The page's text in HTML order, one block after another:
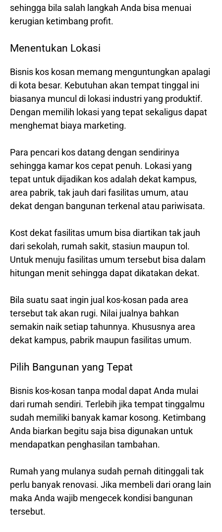
sehingga bila salah langkah Anda bisa menuai
kerugian ketimbang profit.
Menentukan Lokasi
Bisnis kos kosan memang menguntungkan apalagi
di kota besar. Kebutuhan akan tempat tinggal ini
biasanya muncul di lokasi industri yang produktif.
Dengan memilih lokasi yang tepat sekaligus dapat
menghemat biaya marketing.
Para pencari kos datang dengan sendirinya
sehingga kamar kos cepat penuh. Lokasi yang
tepat untuk dijadikan kos adalah dekat kampus,
area pabrik, tak jauh dari fasilitas umum, atau
dekat dengan bangunan terkenal atau pariwisata.
Kost dekat fasilitas umum bisa diartikan tak jauh
dari sekolah, rumah sakit, stasiun maupun tol.
Untuk menuju fasilitas umum tersebut bisa dalam
hitungan menit sehingga dapat dikatakan dekat.
Bila suatu saat ingin jual kos-kosan pada area
tersebut tak akan rugi. Nilai jualnya bahkan
semakin naik setiap tahunnya. Khususnya area
dekat kampus, pabrik maupun fasilitas umum.
Pilih Bangunan yang Tepat
Bisnis kos-kosan tanpa modal dapat Anda mulai
dari rumah sendiri. Terlebih jika tempat tinggalmu
sudah memiliki banyak kamar kosong. Ketimbang
Anda biarkan begitu saja bisa digunakan untuk
mendapatkan penghasilan tambahan.
Rumah yang mulanya sudah pernah ditinggali tak
perlu banyak renovasi. Jika membeli dari orang lain
maka Anda wajib mengecek kondisi bangunan
tersebut.